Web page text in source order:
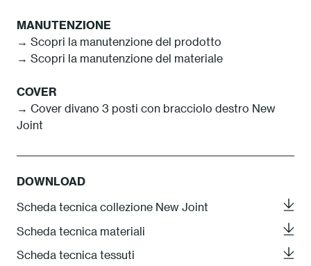
MANUTENZIONE
→ Scopri la manutenzione del prodotto
→ Scopri la manutenzione del materiale
COVER
→ Cover divano 3 posti con bracciolo destro New
Joint
DOWNLOAD
Scheda tecnica collezione New Joint
Scheda tecnica materiali
Scheda tecnica tessuti